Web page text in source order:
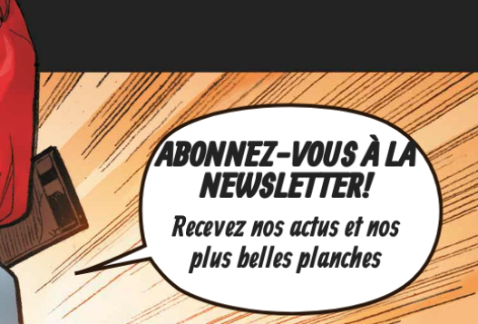
ABONNEZ-VOUS À LA
NEWSLETTER !
Recevez nos actus et nos
plus belles planches